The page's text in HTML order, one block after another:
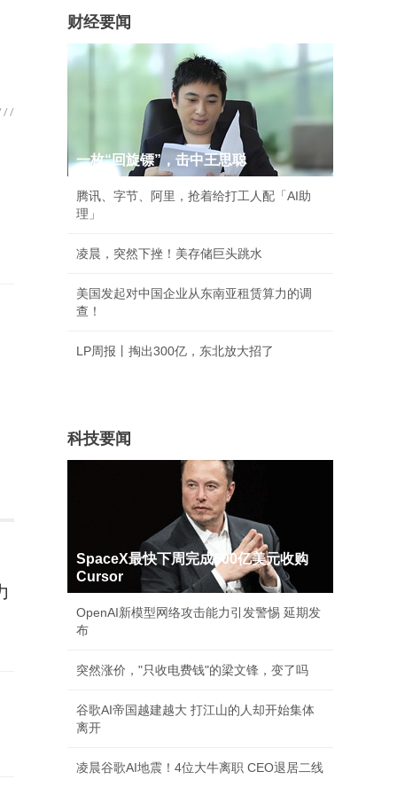
财经要闻
一枚“回旋镖”，击中王思聪
腾讯、字节、阿里，抢着给打工人配「AI助
理」
凌晨，突然下挫！美存储巨头跳水
美国发起对中国企业从东南亚租赁算力的调
查！
LP周报丨掏出300亿，东北放大招了
科技要闻
SpaceX最快下周完成600亿美元收购
Cursor
OpenAI新模型网络攻击能力引发警惕 延期发
布
突然涨价，"只收电费钱"的梁文锋，变了吗
谷歌AI帝国越建越大 打江山的人却开始集体
离开
凌晨谷歌AI地震！4位大牛离职 CEO退居二线